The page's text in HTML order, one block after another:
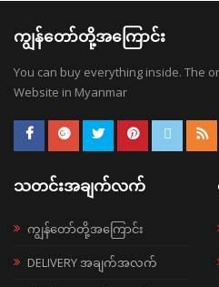
ကျွန်တော်တို့အကြောင်း
You can buy everything inside. The
Website in Myanmar
သတင်းအချက်လက်
ကျွန်တော်တို့အကြောင်း
DELIVERY အချက်အလက်